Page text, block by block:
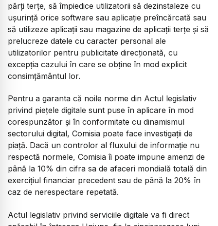
părţi terţe, să împiedice utilizatorii să dezinstaleze cu
uşurinţă orice software sau aplicaţie preîncărcată sau
să utilizeze aplicaţii sau magazine de aplicaţii terţe şi să
prelucreze datele cu caracter personal ale
utilizatorilor pentru publicitate direcţionată, cu
excepţia cazului în care se obţine în mod explicit
consimţământul lor.
Pentru a garanta că noile norme din Actul legislativ
privind pieţele digitale sunt puse în aplicare în mod
corespunzător şi în conformitate cu dinamismul
sectorului digital, Comisia poate face investigaţii de
piaţă. Dacă un controlor al fluxului de informaţie nu
respectă normele, Comisia îi poate impune amenzi de
până la 10% din cifra sa de afaceri mondială totală din
exerciţiul financiar precedent sau de până la 20% în
caz de nerespectare repetată.
Actul legislativ privind serviciile digitale va fi direct